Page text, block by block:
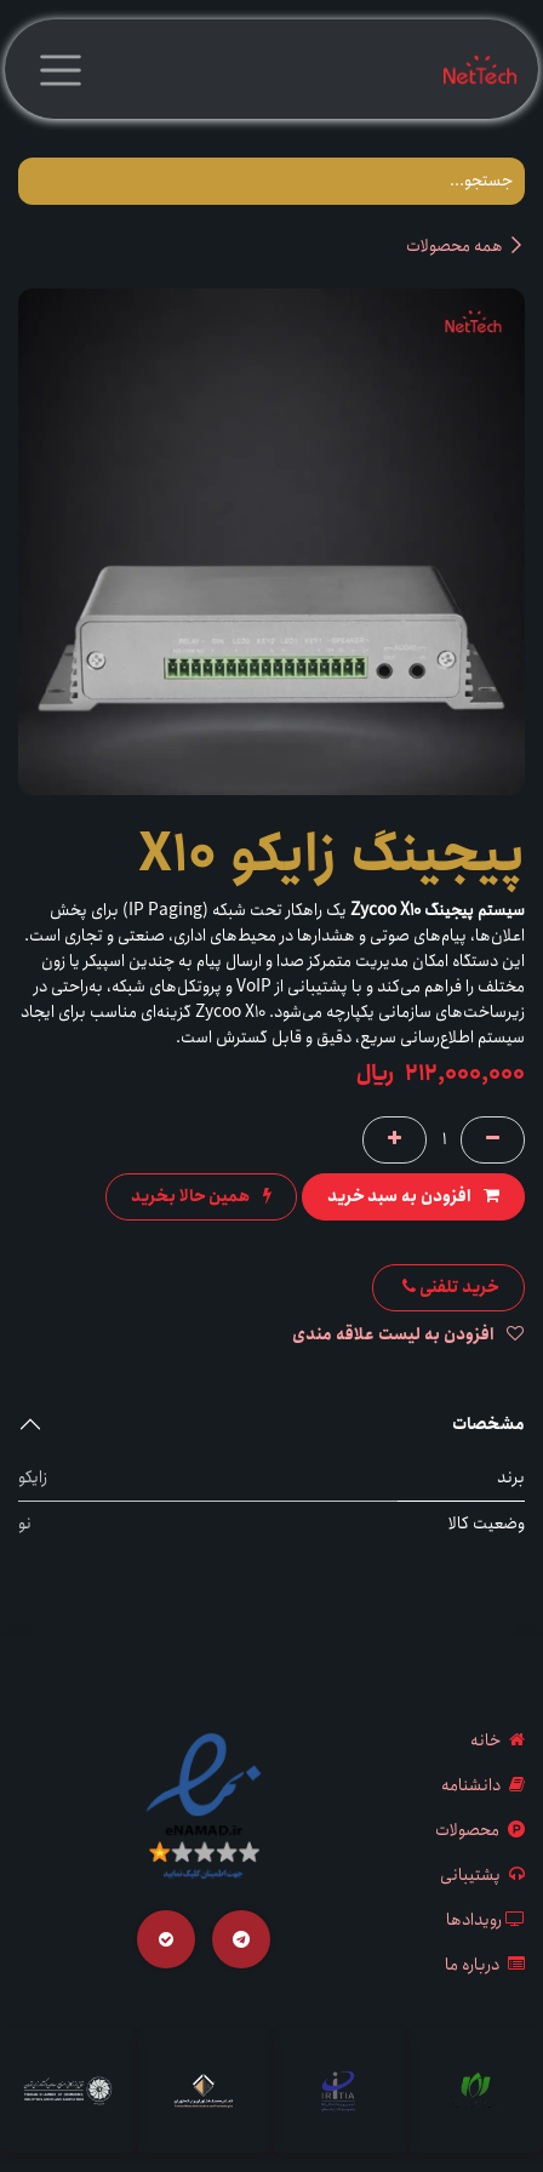
صرف نظر و مشاهده محتوا
همه محصولات
پیجینگ زایکو X10
سیستم پیجینگ Zycoo X10
یک راهکار تحت شبکه (IP Paging) برای پخش
اعلان‌ها، پیام‌های صوتی و هشدارها در محیط‌های اداری، صنعتی و تجاری است.
این دستگاه امکان مدیریت متمرکز صدا و ارسال پیام به چندین اسپیکر یا زون
مختلف را فراهم می‌کند و با پشتیبانی از VoIP و پروتکل‌های شبکه، به‌راحتی در
زیرساخت‌های سازمانی یکپارچه می‌شود. Zycoo X10 گزینه‌ای مناسب برای ایجاد
سیستم اطلاع‌رسانی سریع، دقیق و قابل گسترش است.
212,000,000 ﷼
افزودن به سبد خرید همین حالا بخرید
خرید تلفنی
مشخصات
برند
زایکو
وضعیت کالا
نو
خانه
دانشنامه
محصولات
پشتیبانی
رویدادها
درباره ما